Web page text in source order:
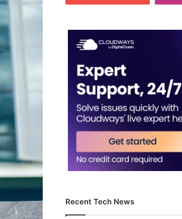
Recent Tech News